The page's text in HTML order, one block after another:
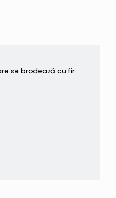
se brodează cu fir